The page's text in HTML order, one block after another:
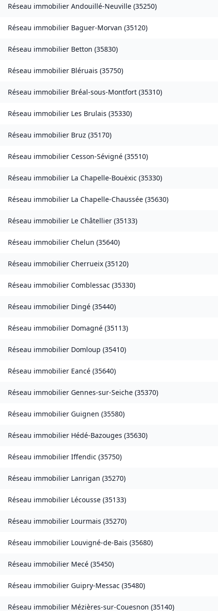
Réseau immobilier Andouillé-Neuville (35250)
Réseau immobilier Baguer-Morvan (35120)
Réseau immobilier Betton (35830)
Réseau immobilier Bléruais (35750)
Réseau immobilier Bréal-sous-Montfort (35310)
Réseau immobilier Les Brulais (35330)
Réseau immobilier Bruz (35170)
Réseau immobilier Cesson-Sévigné (35510)
Réseau immobilier La Chapelle-Bouëxic (35330)
Réseau immobilier La Chapelle-Chaussée (35630)
Réseau immobilier Le Châtellier (35133)
Réseau immobilier Chelun (35640)
Réseau immobilier Cherrueix (35120)
Réseau immobilier Comblessac (35330)
Réseau immobilier Dingé (35440)
Réseau immobilier Domagné (35113)
Réseau immobilier Domloup (35410)
Réseau immobilier Eancé (35640)
Réseau immobilier Gennes-sur-Seiche (35370)
Réseau immobilier Guignen (35580)
Réseau immobilier Hédé-Bazouges (35630)
Réseau immobilier Iffendic (35750)
Réseau immobilier Lanrigan (35270)
Réseau immobilier Lécousse (35133)
Réseau immobilier Lourmais (35270)
Réseau immobilier Louvigné-de-Bais (35680)
Réseau immobilier Mecé (35450)
Réseau immobilier Guipry-Messac (35480)
Réseau immobilier Mézières-sur-Couesnon (35140)